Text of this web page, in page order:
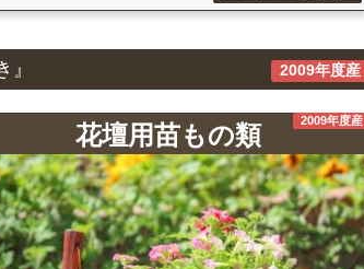
2009年度産
2009年度産
花壇用苗もの類